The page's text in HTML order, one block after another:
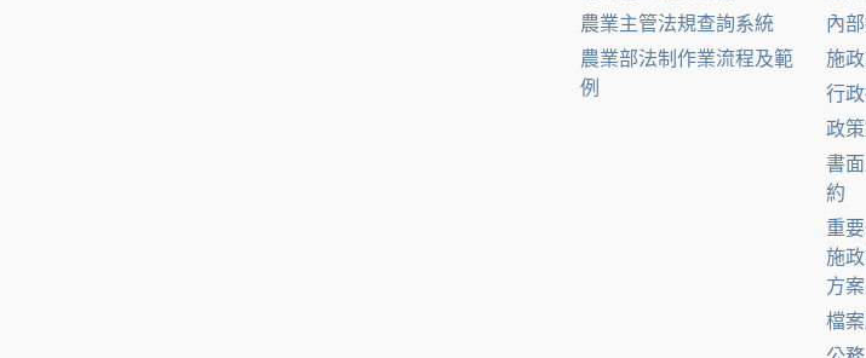
農業主管法規查詢系統
農業部法制作業流程及範
例
內
施
行
政
書
約
重
施
方
檔